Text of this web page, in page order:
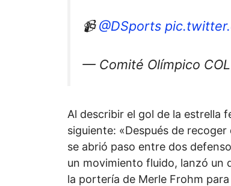
📹@DSports
— Comité Olímpico
Al describir el gol de la estrella
siguiente: «Después de
se abrió paso entre dos
un movimiento fluido, lanzó un
la portería de Merle Frohm